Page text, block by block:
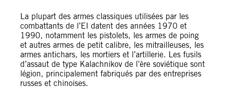
La plupart des armes classiques utilisées par les
combattants de l’EI datent des années 1970 et
1990, notamment les pistolets, les armes de poing
et autres armes de petit calibre, les mitrailleuses, les
armes antichars, les mortiers et l’artillerie. Les fusils
d’assaut de type Kalachnikov de l’ère soviétique sont
légion, principalement fabriqués par des entreprises
russes et chinoises.